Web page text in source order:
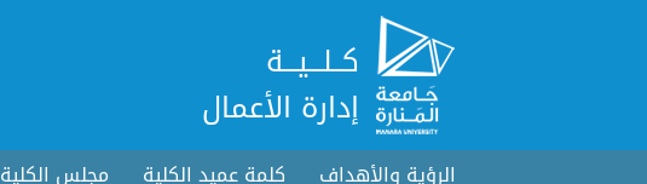
كــلـــيـــة
إدارة الأعمال
الرؤية والأهداف كلمة عميد الكلية مجلس الكلية